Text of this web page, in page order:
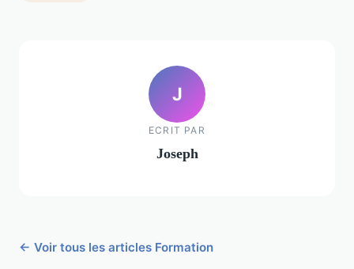
J
ECRIT PAR
Joseph
← Voir tous les articles Formation